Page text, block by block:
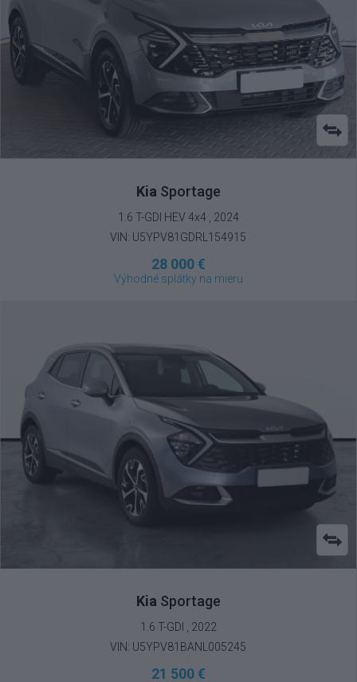
Kia Sportage
1.6 T-GDI HEV 4x4 , 2024
VIN: U5YPV81GDRL154915
28 000 €
Výhodné splátky na mieru
Kia Sportage
1.6 T-GDI , 2022
VIN: U5YPV81BANL005245
21 500 €